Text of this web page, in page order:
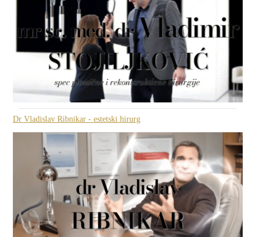
Dr Vladislav Ribnikar - estetski hirurg